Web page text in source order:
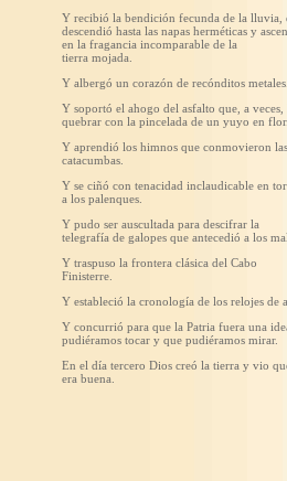
Y recibió la bendición fecunda de la lluvia,
descendió hasta las napas herméticas y
en la fragancia incomparable de la
tierra mojada.
Y albergó un corazón de recónditos metales.
Y soportó el ahogo del asfalto que, a veces,
quebrar con la pincelada de un yuyo en flor.
Y aprendió los himnos que conmovieron las
catacumbas.
Y se ciñó con tenacidad inclaudicable en
a los palenques.
Y pudo ser auscultada para descifrar la
telegrafía de galopes que antecedió a los
Y traspuso la frontera clásica del Cabo
Finisterre.
Y estableció la cronología de los relojes de
Y concurrió para que la Patria fuera una
pudiéramos tocar y que pudiéramos mirar.
En el día tercero Dios creó la tierra y vio
era buena.